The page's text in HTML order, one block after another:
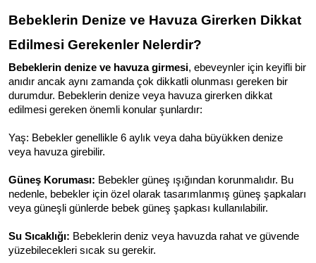
Bebeklerin Denize ve Havuza Girerken Dikkat
Edilmesi Gerekenler Nelerdir?
Bebeklerin denize ve havuza girmesi, ebeveynler için keyifli bir
anıdır ancak aynı zamanda çok dikkatli olunması gereken bir
durumdur. Bebeklerin denize veya havuza girerken dikkat
edilmesi gereken önemli konular şunlardır:
Yaş: Bebekler genellikle 6 aylık veya daha büyükken denize
veya havuza girebilir.
Güneş Koruması: Bebekler güneş ışığından korunmalıdır. Bu
nedenle, bebekler için özel olarak tasarımlanmış güneş şapkaları
veya güneşli günlerde bebek güneş şapkası kullanılabilir.
Su Sıcaklığı: Bebeklerin deniz veya havuzda rahat ve güvende
yüzebilecekleri sıcak su gerekir.